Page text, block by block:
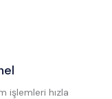
işlemleri hızla